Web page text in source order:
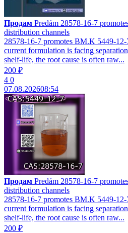
Продам Predám 28578-16-7
distribution channels
28578-16-7 promotes BM.K 5449-
current formulation is facing
shelf-life, the root cause is often raw...
200 ₽
4 0
07.08.202608:54
Продам Predám 28578-16-7
distribution channels
28578-16-7 promotes BM.K 5449-
current formulation is facing
shelf-life, the root cause is often raw...
200 ₽